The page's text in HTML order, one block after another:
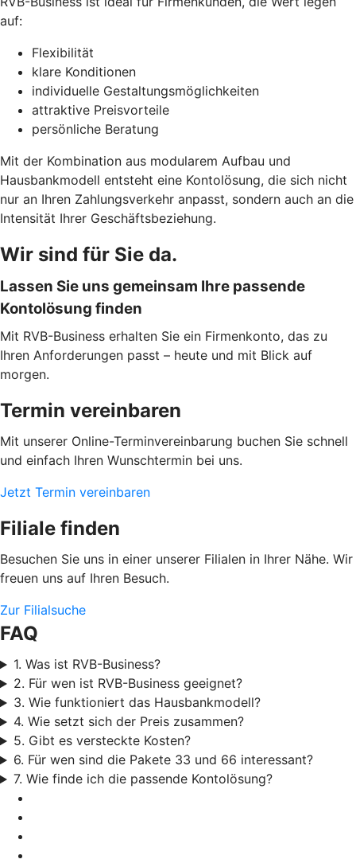
auf:
Flexibilität
klare Konditionen
individuelle Gestaltungsmöglichkeiten
attraktive Preisvorteile
persönliche Beratung
Mit der Kombination aus modularem Aufbau und
Hausbankmodell entsteht eine Kontolösung, die sich nicht
nur an Ihren Zahlungsverkehr anpasst, sondern auch an die
Intensität Ihrer Geschäftsbeziehung.
Wir sind für Sie da.
Lassen Sie uns gemeinsam Ihre passende
Kontolösung finden
Mit RVB-Business erhalten Sie ein Firmenkonto, das zu
Ihren Anforderungen passt – heute und mit Blick auf
morgen.
Termin vereinbaren
Mit unserer Online-Terminvereinbarung buchen Sie schnell
und einfach Ihren Wunschtermin bei uns.
Jetzt Termin vereinbaren
Filiale finden
Besuchen Sie uns in einer unserer Filialen in Ihrer Nähe. Wir
freuen uns auf Ihren Besuch.
Zur Filialsuche
FAQ
1. Was ist RVB-Business?
2. Für wen ist RVB-Business geeignet?
3. Wie funktioniert das Hausbankmodell?
4. Wie setzt sich der Preis zusammen?
5. Gibt es versteckte Kosten?
6. Für wen sind die Pakete 33 und 66 interessant?
7. Wie finde ich die passende Kontolösung?